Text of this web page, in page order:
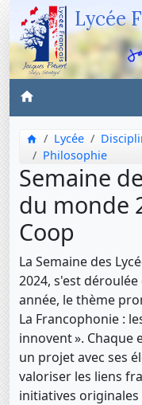
Lycée
Lycée
Philosophie
Semaine
du monde
Coop
La Semaine des
2024, s'est
année, le thème
La Francophonie :
innovent ». Chaque
un projet avec ses
valoriser les liens
initiatives originales